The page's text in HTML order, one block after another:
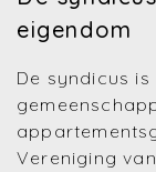
eigendom
De syndicus
Vereniging